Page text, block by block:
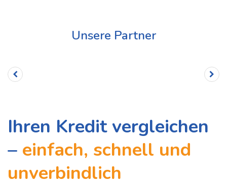
Unsere Partner
Ihren Kredit vergleichen
– einfach, schnell und
unverbindlich